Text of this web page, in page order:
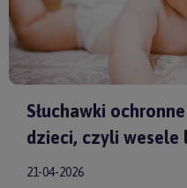
Słuchawki
dzieci, czyli wesele
21-04-2026